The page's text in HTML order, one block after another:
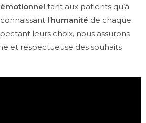
tant aux patients qu’à
l’humanité de chaque
leurs choix, nous assurons
et respectueuse des souhaits